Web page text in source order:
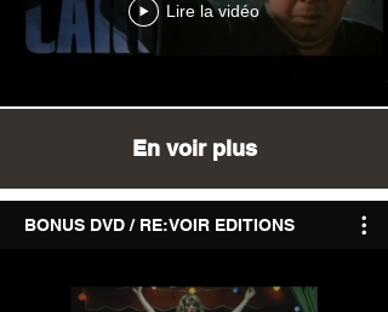
Lire la vidéo
En voir plus
BONUS DVD / RE:VOIR EDITIONS